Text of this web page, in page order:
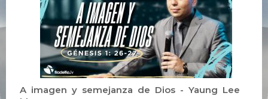
A imagen y semejanza de Dios - Yaung Lee